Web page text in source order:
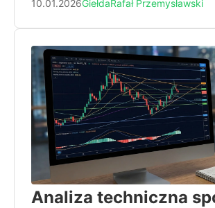
10.01.2026GiełdaRafał Przemysławski
Analiza techniczna